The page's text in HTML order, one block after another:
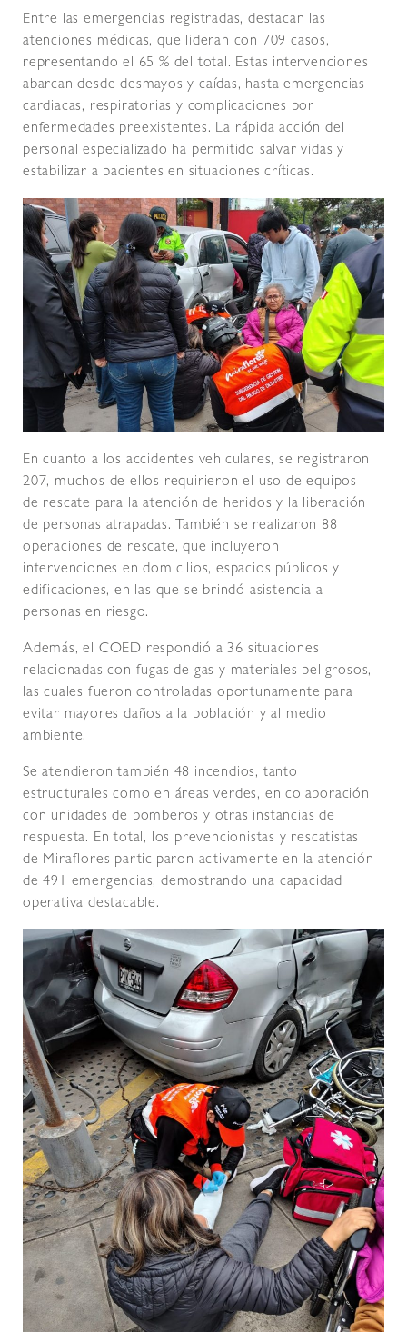
Entre las emergencias registradas, destacan las
atenciones médicas, que lideran con 709 casos,
representando el 65 % del total. Estas intervenciones
abarcan desde desmayos y caídas, hasta emergencias
cardiacas, respiratorias y complicaciones por
enfermedades preexistentes. La rápida acción del
personal especializado ha permitido salvar vidas y
estabilizar a pacientes en situaciones críticas.
En cuanto a los accidentes vehiculares, se registraron
207, muchos de ellos requirieron el uso de equipos
de rescate para la atención de heridos y la liberación
de personas atrapadas. También se realizaron 88
operaciones de rescate, que incluyeron
intervenciones en domicilios, espacios públicos y
edificaciones, en las que se brindó asistencia a
personas en riesgo.
Además, el COED respondió a 36 situaciones
relacionadas con fugas de gas y materiales peligrosos,
las cuales fueron controladas oportunamente para
evitar mayores daños a la población y al medio
ambiente.
Se atendieron también 48 incendios, tanto
estructurales como en áreas verdes, en colaboración
con unidades de bomberos y otras instancias de
respuesta. En total, los prevencionistas y rescatistas
de Miraflores participaron activamente en la atención
de 491 emergencias, demostrando una capacidad
operativa destacable.